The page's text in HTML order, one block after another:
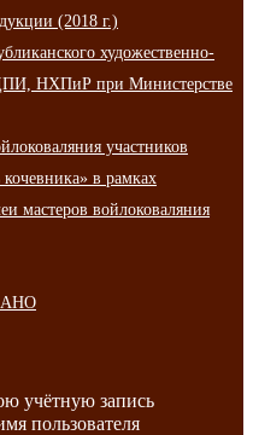
(2018 г.)
художественно-
НХПиР при Министерстве
участников
в рамках
мастеров войлоковаляния
АНО
учётную запись
пользователя